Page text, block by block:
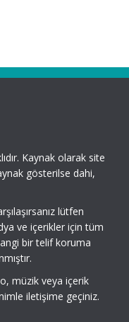
Kaynak olarak site
gösterilse dahi,
lütfen
ve içerikler için tüm
bir telif koruma
müzik veya içerik
iletişime geçiniz.